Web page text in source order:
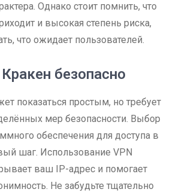
Однако стоит помнить, что
и высокая степень риска,
что ожидает пользователей.
безопасно
показаться простым, но требует
мер безопасности. Выбор
обеспечения для доступа в
шаг. Использование VPN
ваш IP-адрес и помогает
Не забудьте тщательно